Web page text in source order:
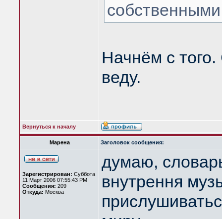
Начнём с
веду.
Вернуться к началу
Марена Заголовок сообщения:
Зарегистрирован: Суббота
11 Март 2006 07:55:43 PM
Сообщения: 209
Откуда: Москва
думаю,
внутрення